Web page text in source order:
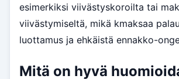
esimerkiksi viivästyskoroilta tai
viivästymiseltä, mikä kmaksaa
luottamus ja ehkäistä ennakko-
Mitä on hyvä